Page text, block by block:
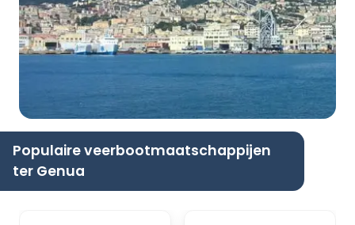
Populaire veerbootmaatschappijen
ter Genua